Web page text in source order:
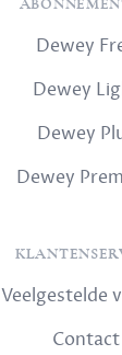
Dewey
Dewey
Dewey
Dewey
Veelgestelde
Contact